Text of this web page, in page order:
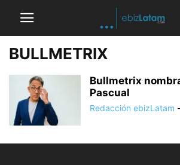
BULLMETRIX
Bullmetrix
Pascual
Redacción ebizLatam -